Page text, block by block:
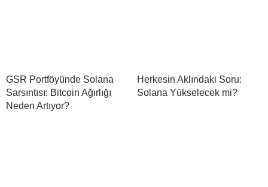
GSR Portföyünde Solana
Sarsıntısı: Bitcoin Ağırlığı
Neden Artıyor?
Herkesin Aklındaki Soru:
Solana Yükselecek mi?